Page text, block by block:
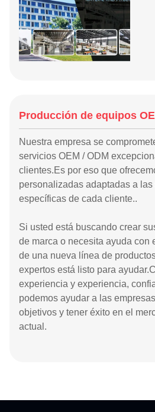
Producción de equipos
Nuestra empresa se
servicios OEM / ODM
clientes.Es por eso que
personalizadas adaptadas a
específicas de cada cliente..
Si usted está buscando crear
de marca o necesita ayuda con
de una nueva línea de
expertos está listo para
experiencia y experiencia,
podemos ayudar a las
objetivos y tener éxito en el
actual.